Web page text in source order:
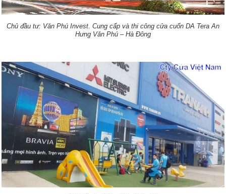
Chủ đầu tư: Văn Phú Invest Cung cấp và thi công cửa cuốn DA Tera An
Hưng Văn Phú – Hà Đông